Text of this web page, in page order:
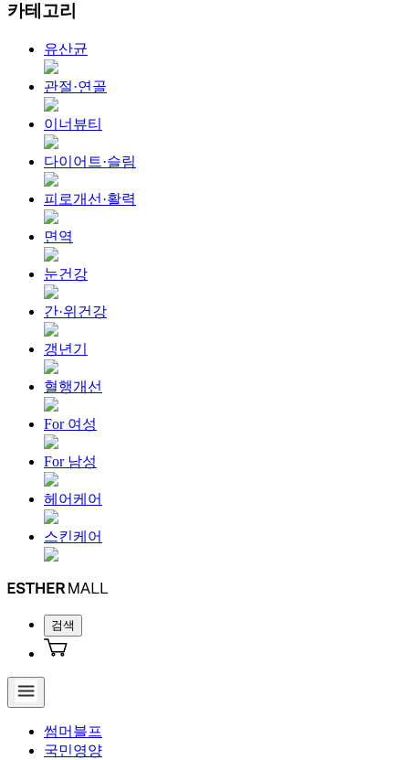
카테고리
유산균
관절·연골
이너뷰티
다이어트·슬림
피로개선·활력
면역
눈건강
간·위건강
갱년기
혈행개선
For 여성
For 남성
헤어케어
스킨케어
검색
썸머블프
국민영양